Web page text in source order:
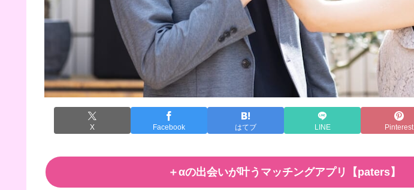
X Facebook はてブ LINE Pinterest
＋αの出会いが叶うマッチングアプリ【paters】